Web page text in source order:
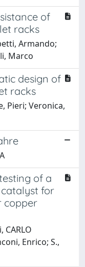
of
racks
Armando;
Marco
design of
racks
Pieri; Veronica,
of a
for
copper
CARLO
Enrico; S.,